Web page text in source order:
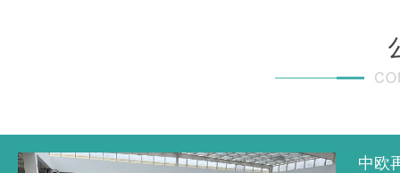
中欧